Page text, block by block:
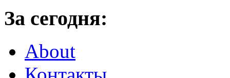
За сегодня:
About